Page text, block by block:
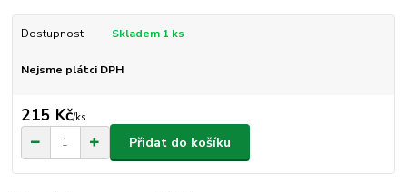
Dostupnost Skladem 1 ks
Nejsme plátci DPH
215 Kč/ks
Přidat do košíku